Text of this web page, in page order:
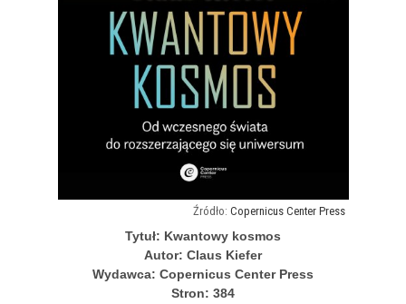
Copernicus Center Press
Tytuł: Kwantowy kosmos
Autor: Claus Kiefer
Wydawca: Copernicus Center Press
Stron: 384